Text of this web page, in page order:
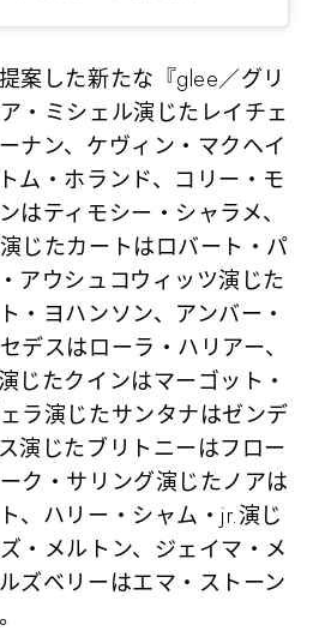
案した新たな『glee／グリ
・ミシェル演じたレイチェ
ナン、ケヴィン・マクヘイ
ム・ホランド、コリー・モ
はティモシー・シャラメ、
じたカートはロバート・パ
アウシュコウィッツ演じた
・ヨハンソン、アンバー・
デスはローラ・ハリアー、
じたクインはマーゴット・
ラ演じたサンタナはゼンデ
演じたブリトニーはフロー
ク・サリング演じたノアは
、ハリー・シャム・jr.演じ
・メルトン、ジェイマ・メ
ズベリーはエマ・ストーン